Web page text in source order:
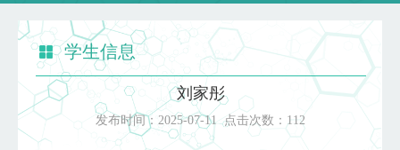
学生信息
刘家彤
发布时间： 2025-07-11 点击次数： 112